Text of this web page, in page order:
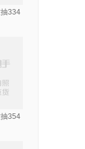
334
354